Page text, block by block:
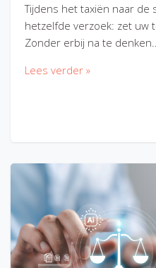
Tijdens het taxiën naar de
hetzelfde verzoek: zet uw
Zonder erbij na te denken…
Lees verder »